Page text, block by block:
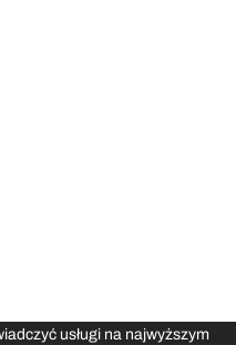
usługi na najwyższym